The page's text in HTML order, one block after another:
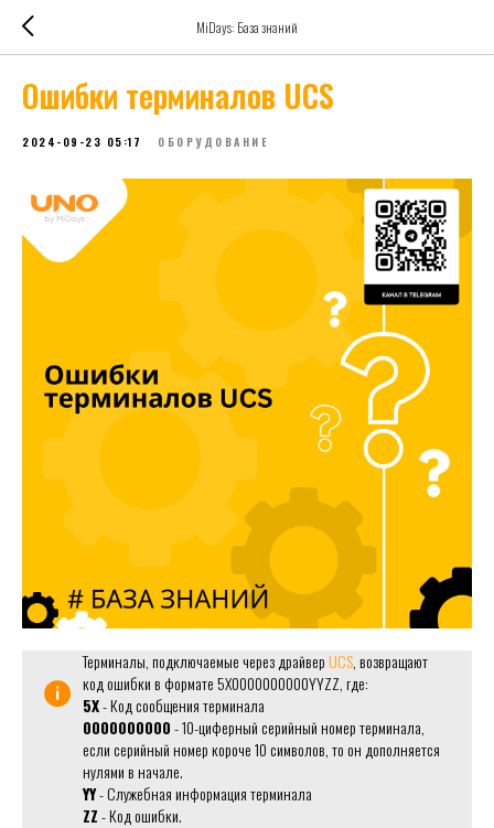
MiDays: База знаний
Ошибки терминалов UCS
2024-09-23 05:17 ОБОРУДОВАНИЕ
Терминалы, подключаемые через драйверUCS, возвращают
код ошибки в формате 5X0000000000YYZZ, где:
5X- Код сообщения терминала
0000000000- 10-циферный серийный номер терминала,
если серийный номер короче 10 символов, то он дополняется
нулями в начале.
YY- Служебная информация терминала
ZZ- Код ошибки.